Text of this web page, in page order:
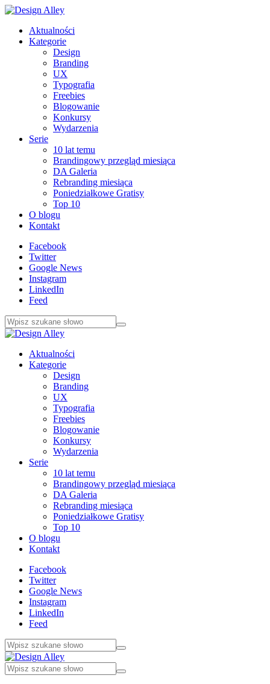
Aktualności
Kategorie
Design
Branding
UX
Typografia
Freebies
Blogowanie
Konkursy
Wydarzenia
Serie
10 lat temu
Brandingowy przegląd miesiąca
DA Galeria
Rebranding miesiąca
Poniedziałkowe Gratisy
Top 10
O blogu
Kontakt
Facebook
Twitter
Google News
Instagram
LinkedIn
Feed
Aktualności
Kategorie
Design
Branding
UX
Typografia
Freebies
Blogowanie
Konkursy
Wydarzenia
Serie
10 lat temu
Brandingowy przegląd miesiąca
DA Galeria
Rebranding miesiąca
Poniedziałkowe Gratisy
Top 10
O blogu
Kontakt
Facebook
Twitter
Google News
Instagram
LinkedIn
Feed